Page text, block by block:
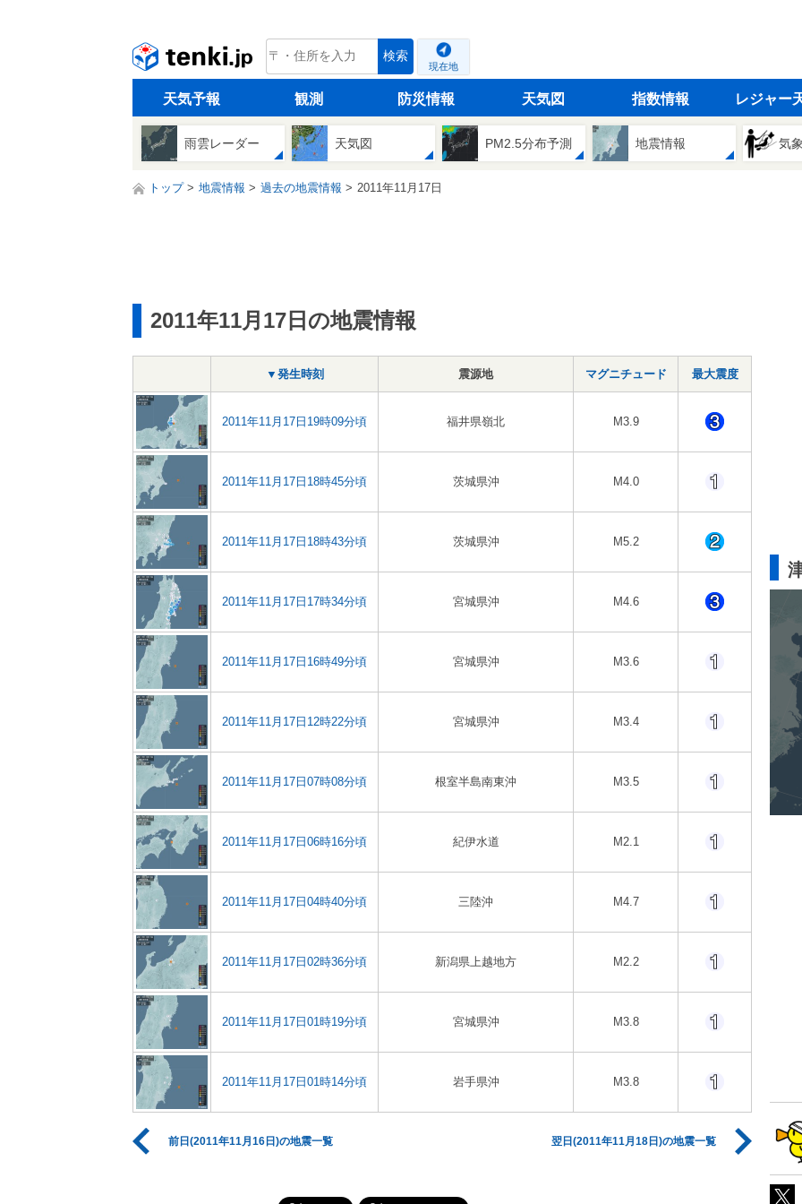
tenki.jp 検索
現在地
天気予報 観測 防災情報 天気図 指数情報 レジャー
雨雲レーダー 天気図 PM2.5分布予測 地震情報 気
トップ 地震情報 過去の地震情報 2011年11月17日
2011年11月17日の地震情報
▼発生時刻 震源地 マグニチュード 最大震度
2011年11月17日19時09分頃 福井県嶺北 M3.9
2011年11月17日18時45分頃 茨城県沖 M4.0
2011年11月17日18時43分頃 茨城県沖 M5.2
2011年11月17日17時34分頃 宮城県沖 M4.6
2011年11月17日16時49分頃 宮城県沖 M3.6
2011年11月17日12時22分頃 宮城県沖 M3.4
2011年11月17日07時08分頃 根室半島南東沖 M3.5
2011年11月17日06時16分頃 紀伊水道 M2.1
2011年11月17日04時40分頃 三陸沖 M4.7
2011年11月17日02時36分頃 新潟県上越地方 M2.2
2011年11月17日01時19分頃 宮城県沖 M3.8
2011年11月17日01時14分頃 岩手県沖 M3.8
前日(2011年11月16日)の地震一覧 翌日(2011年11月18日)の地震一覧